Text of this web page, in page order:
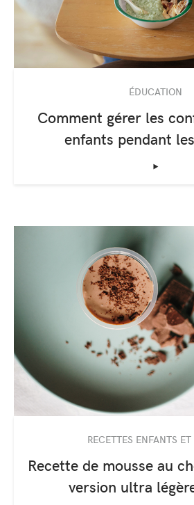
ÉDUCATION
Comment gérer les
enfants pendant
‣
RECETTES ENFANTS ET
Recette de mousse au
version ultra